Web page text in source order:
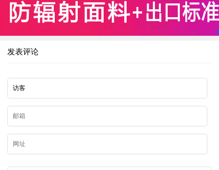
发表评论